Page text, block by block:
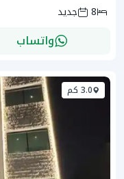
8
جديد
واتساب
3.0 كم